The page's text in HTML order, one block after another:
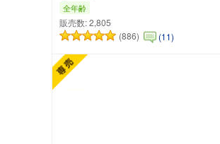
全年齢
販売数:2,805
(886)
(11)